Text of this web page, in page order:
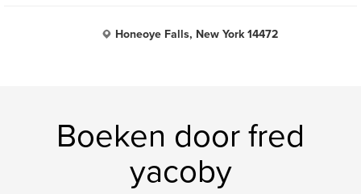
Honeoye Falls, New York 14472
Boeken door fred
yacoby